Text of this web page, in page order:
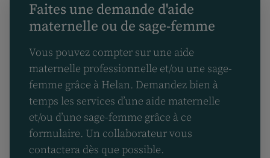
Faites une demande d'aide
maternelle ou de sage-femme
Vous pouvez compter sur une aide
maternelle professionnelle et/ou une sage-
femme grâce à Helan. Demandez bien à
temps les services d’une aide maternelle
et/ou d’une sage-femme grâce à ce
formulaire. Un collaborateur vous
contactera dès que possible.